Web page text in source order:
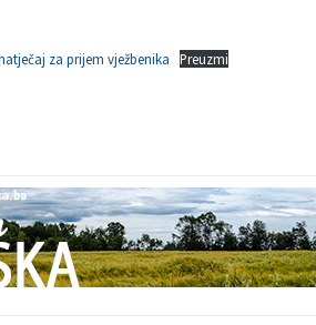
za prijem vježbenika Preuzmi